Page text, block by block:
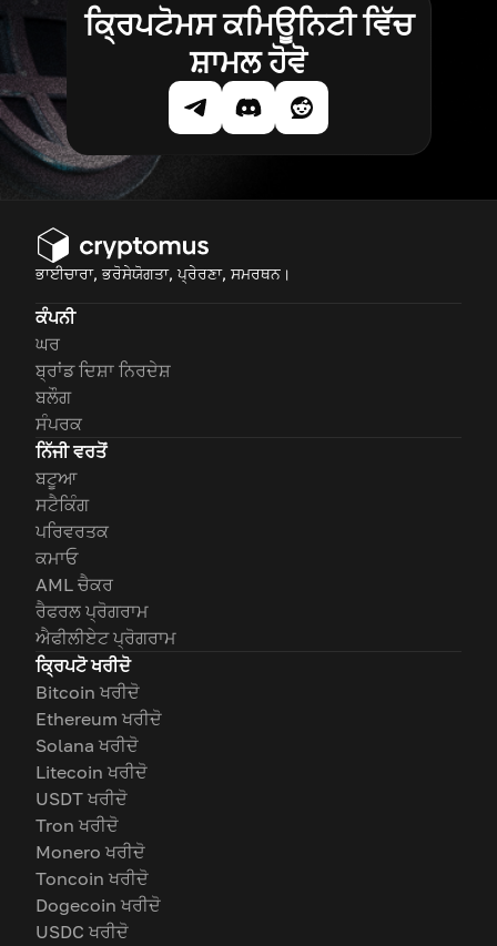
ਕ੍ਰਿਪਟੋਮਸ ਕਮਿਊਨਿਟੀ ਵਿੱਚ
ਸ਼ਾਮਲ ਹੋਵੋ
ਭਾਈਚਾਰਾ, ਭਰੋਸੇਯੋਗਤਾ, ਪ੍ਰੇਰਣਾ, ਸਮਰਥਨ।
ਕੰਪਨੀ
ਘਰ
ਬ੍ਰਾਂਡ ਦਿਸ਼ਾ ਨਿਰਦੇਸ਼
ਬਲੌਗ
ਸੰਪਰਕ
ਨਿੱਜੀ ਵਰਤੋਂ
ਬਟੂਆ
ਸਟੈਕਿੰਗ
ਪਰਿਵਰਤਕ
ਕਮਾਓ
AML ਚੈਕਰ
ਰੈਫਰਲ ਪ੍ਰੋਗਰਾਮ
ਐਫੀਲੀਏਟ ਪ੍ਰੋਗਰਾਮ
ਕ੍ਰਿਪਟੋ ਖਰੀਦੋ
Bitcoin ਖਰੀਦੋ
Ethereum ਖਰੀਦੋ
Solana ਖਰੀਦੋ
Litecoin ਖਰੀਦੋ
USDT ਖਰੀਦੋ
Tron ਖਰੀਦੋ
Monero ਖਰੀਦੋ
Toncoin ਖਰੀਦੋ
Dogecoin ਖਰੀਦੋ
USDC ਖਰੀਦੋ